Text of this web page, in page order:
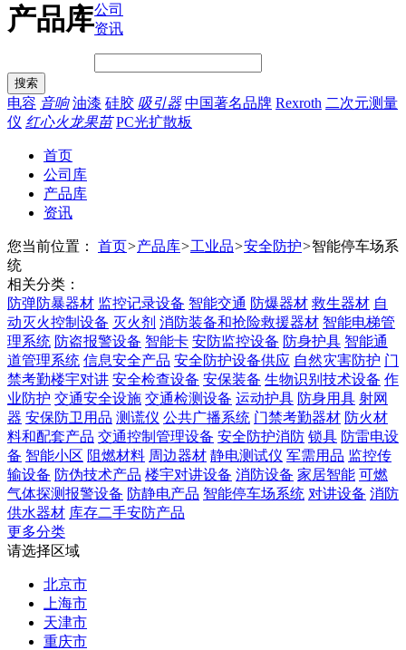
产品库公司
资讯
电容 音响 油漆 硅胶 吸引器 中国著名品牌 Rexroth 二次元测量
仪 红心火龙果苗 PC光扩散板
首页
公司库
产品库
资讯
您当前位置： 首页>产品库>工业品>安全防护>智能停车场系
统
相关分类：
防弹防暴器材 监控记录设备 智能交通 防爆器材 救生器材 自
动灭火控制设备 灭火剂 消防装备和抢险救援器材 智能电梯管
理系统 防盗报警设备 智能卡 安防监控设备 防身护具 智能通
道管理系统 信息安全产品 安全防护设备供应 自然灾害防护 门
禁考勤楼宇对讲 安全检查设备 安保装备 生物识别技术设备 作
业防护 交通安全设施 交通检测设备 运动护具 防身用具 射网
器 安保防卫用品 测谎仪 公共广播系统 门禁考勤器材 防火材
料和配套产品 交通控制管理设备 安全防护消防 锁具 防雷电设
备 智能小区 阻燃材料 周边器材 静电测试仪 军需用品 监控传
输设备 防伪技术产品 楼宇对讲设备 消防设备 家居智能 可燃
气体探测报警设备 防静电产品 智能停车场系统 对讲设备 消防
供水器材 库存二手安防产品
更多分类
请选择区域
北京市
上海市
天津市
重庆市